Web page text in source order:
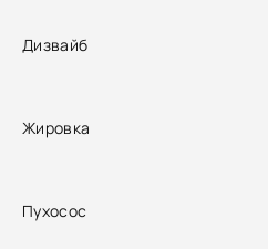
Дизвайб
Жировка
Пухосос